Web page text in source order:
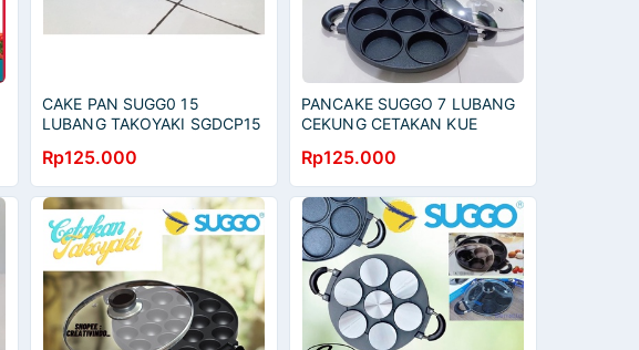
CAKE PAN SUGG0 15
LUBANG TAKOYAKI SGDCP15
Rp125.000
PANCAKE SUGGO 7 LUBANG
CEKUNG CETAKAN KUE
Rp125.000